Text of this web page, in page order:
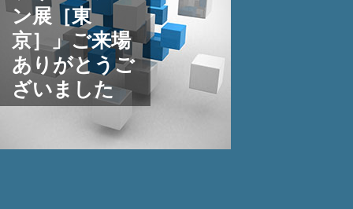
ン展［東
京］」ご来場
ありがとうご
ざいました